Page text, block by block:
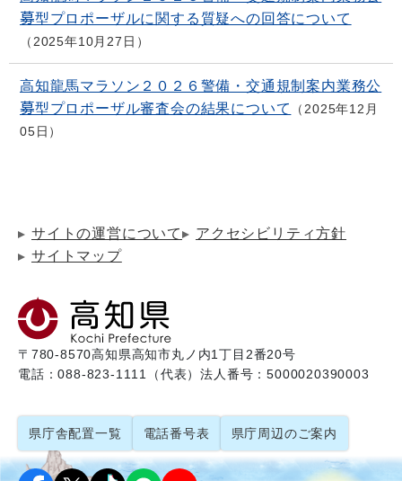
募型プロポーザルに関する質疑への回答について
2025年10月27日
高知龍馬マラソン２０２６警備・交通規制案内業務公
募型プロポーザル審査会の結果について
2025年12月
05日
サイトの運営について
アクセシビリティ方針
サイトマップ
〒780-8570高知県高知市丸ノ内1丁目2番20号
電話：088-823-1111（代表）法人番号：5000020390003
県庁舎配置一覧 電話番号表 県庁周辺のご案内